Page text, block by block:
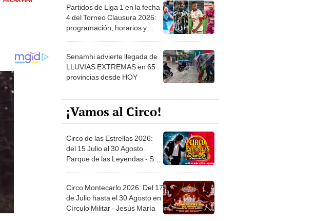
Partidos de Liga 1 en la fecha
4 del Torneo Clausura 2026:
programación, horarios y
Senamhi advierte llegada de
LLUVIAS EXTREMAS en 65
provincias desde HOY
¡Vamos al Circo!
Circo de las Estrellas 2026:
del 15 Julio al 30 Agosto.
Parque de las Leyendas - San
Circo Montecarlo 2026: Del 17
de Julio hasta el 30 Agosto en
Círculo Militar - Jesús María